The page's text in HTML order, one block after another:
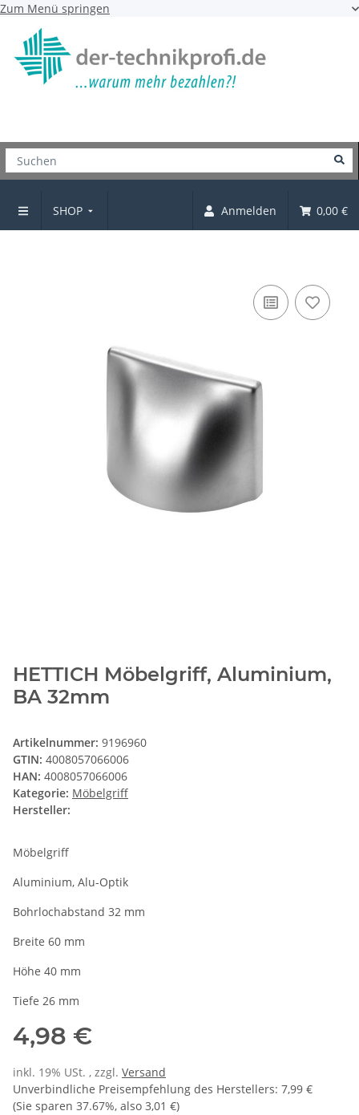
Zum Menü springen
SHOP Anmelden 0,00 €
Möbelgriff
HETTICH Möbelgriff, Aluminium,
BA 32mm
Artikelnummer: 9196960
GTIN: 4008057066006
HAN: 4008057066006
Kategorie: Möbelgriff
Hersteller:
Möbelgriff
Aluminium, Alu-Optik
Bohrlochabstand 32 mm
Breite 60 mm
Höhe 40 mm
Tiefe 26 mm
4,98 €
inkl. 19% USt. , zzgl. Versand
Unverbindliche Preisempfehlung des Herstellers: 7,99 €
(Sie sparen 37.67%, also 3,01 €)